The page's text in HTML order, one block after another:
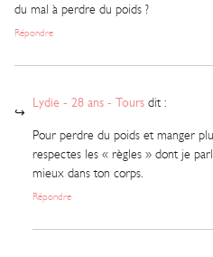
du mal à perdre du poids ?
Répondre
Lydie - 28 ans - Tours dit :
Pour perdre du poids et manger
respectes les « règles » dont je
mieux dans ton corps.
Répondre